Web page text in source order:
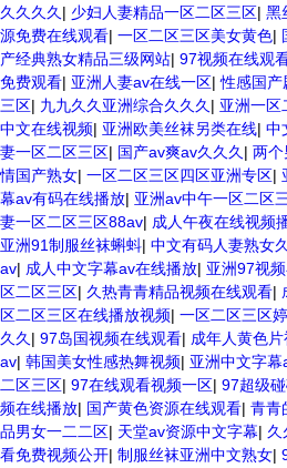
久久久久 | 少妇人妻精品一区二区三区| 黑
源免费在线观看| 一区二区三区美女黄色|
产经典熟女精品三级网站| 97视频在线观
免费观看| 亚洲人妻av在线一区|性感国产
三区| 九九久久亚洲综合久久久 | 亚洲一区
中文在线视频| 亚洲欧美丝袜另类在线| 中
妻一区二区三区| 国产av爽av久久久 | 两个
情国产熟女| 一区二区三区四区亚洲专区|
幕av有码在线播放| 亚洲av中午一区二区
妻一区二区三区88av| 成人午夜在线视频
亚洲91制服丝袜蝌蚪| 中文有码人妻熟女
av| 成人中文字幕av在线播放| 亚洲97视
区二区三区| 久热青青精品视频在线观看|
区二区三区在线播放视频| 一区二区三区
久久 | 97岛国视频在线观看| 成年人黄色
av| 韩国美女性感热舞视频| 亚洲中文字
二区三区| 97在线观看视频一区| 97超级
频在线播放| 国产黄色资源在线观看| 青青
品男女一二二区| 天堂av资源中文字幕| 久
看免费视频公开| 制服丝袜亚洲中文熟女|